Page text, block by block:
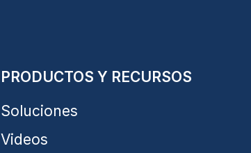
PRODUCTOS Y RECURSOS
Soluciones
Videos